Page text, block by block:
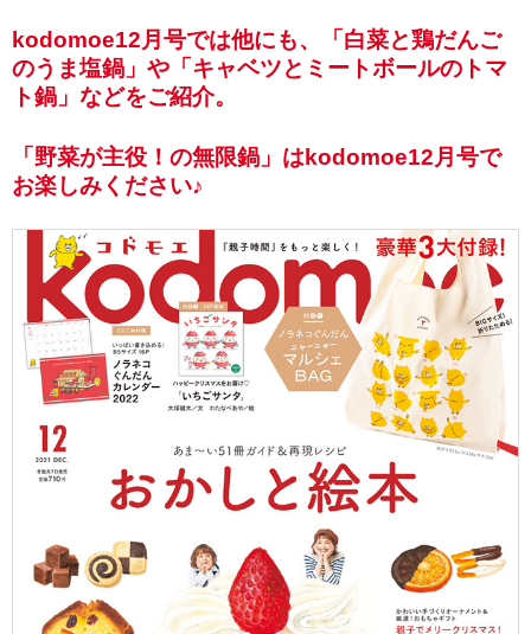
kodomoe12月号では他にも、「白菜と鶏だんご
のうま塩鍋」や「キャベツとミートボールのトマ
ト鍋」などをご紹介。
「野菜が主役！の無限鍋」はkodomoe12月号で
お楽しみください♪